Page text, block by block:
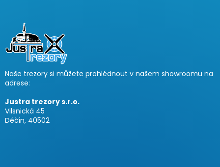
u
a
Naše trezory si můžete prohlédnout v našem showroomu na
adrese:
Justra trezory s.r.o.
Vilsnická 45
Děčín, 40502